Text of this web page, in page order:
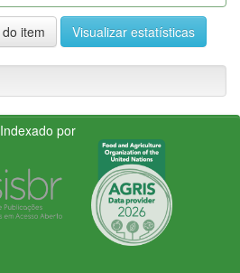
item Visualizar estatísticas
Indexado por